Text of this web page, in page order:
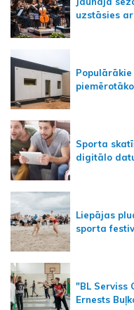
uzstāsies
piemērotāko
Sporta
digitālo
Liepājas
sporta
"BL Serviss
Ernests